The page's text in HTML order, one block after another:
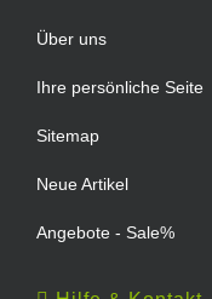
Über uns
Ihre persönliche Seite
Sitemap
Neue Artikel
Angebote - Sale%